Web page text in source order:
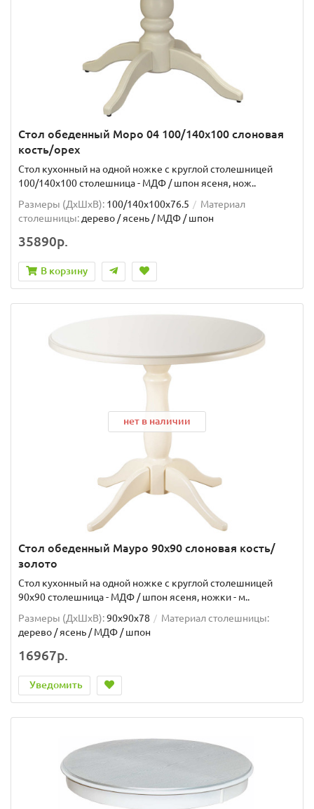
Стол обеденный Моро 04 100/140х100 слоновая
кость/орех
Стол кухонный на одной ножке с круглой столешницей
100/140х100 столешница - МДФ / шпон ясеня, нож..
Размеры (ДхШxВ): 100/140х100х76.5
Материал
столешницы: дерево / ясень / МДФ / шпон
35890р.
В корзину
нет в наличии
Стол обеденный Мауро 90х90 слоновая кость/
золото
Стол кухонный на одной ножке с круглой столешницей
90х90 столешница - МДФ / шпон ясеня, ножки - м..
Размеры (ДхШxВ):90х90х78
Материал столешницы:
дерево / ясень / МДФ / шпон
16967р.
Уведомить